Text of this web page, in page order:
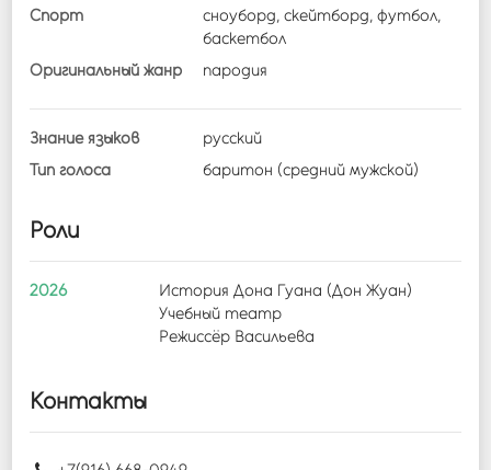
Спорт
сноуборд, скейтборд, футбол,
баскетбол
Оригинальный жанр
пародия
Знание языков
русский
Тип голоса
баритон (средний мужской)
Роли
2026
История Дона Гуана (Дон Жуан)
Учебный театр
Режиссёр Васильева
Контакты